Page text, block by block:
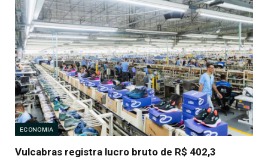
ECONOMIA
Vulcabras registra lucro bruto de R$ 402,3